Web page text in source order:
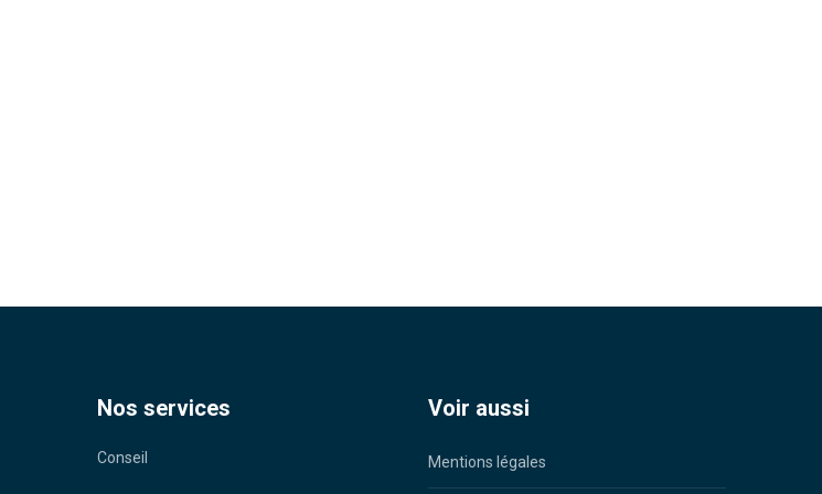
Nos services
Conseil
Voir aussi
Mentions légales